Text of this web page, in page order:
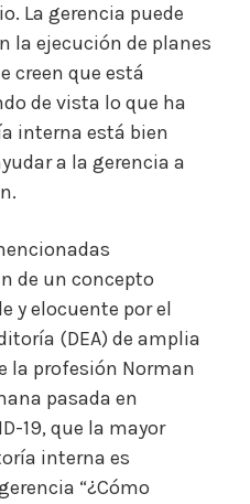
La gerencia puede
la ejecución de planes
creen que está
de vista lo que ha
interna está bien
a la gerencia a
de un concepto
y elocuente por el
(DEA) de amplia
la profesión Norman
pasada en
19, que la mayor
interna es
“¿Cómo